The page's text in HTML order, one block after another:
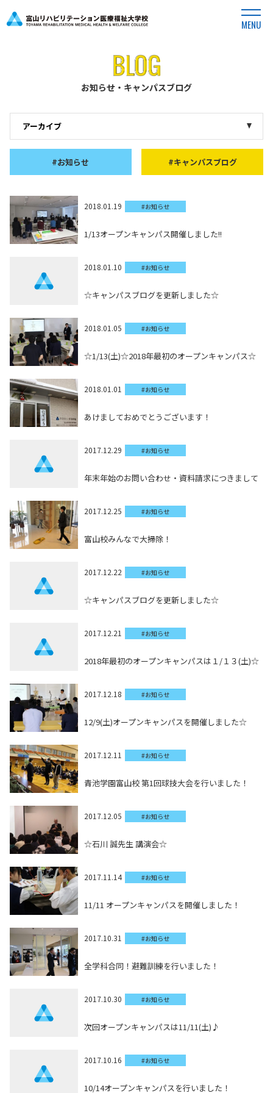
MENU
お知らせ・キャンパスブログ
#お知らせ #キャンパスブログ
2018.01.19 #お知らせ
1/13オープンキャンパス開催しました!!
2018.01.10 #お知らせ
☆キャンパスブログを更新しました☆
2018.01.05 #お知らせ
☆1/13(土)☆2018年最初のオープンキャンパス☆
2018.01.01 #お知らせ
あけましておめでとうございます！
2017.12.29 #お知らせ
年末年始のお問い合わせ・資料請求につきまして
2017.12.25 #お知らせ
富山校みんなで大掃除！
2017.12.22 #お知らせ
☆キャンパスブログを更新しました☆
2017.12.21 #お知らせ
2018年最初のオープンキャンパスは１/１３(土)☆
2017.12.18 #お知らせ
12/9(土)オープンキャンパスを開催しました☆
2017.12.11 #お知らせ
青池学園富山校 第1回球技大会を行いました！
2017.12.05 #お知らせ
☆石川 誠先生 講演会☆
2017.11.14 #お知らせ
11/11 オープンキャンパスを開催しました！
2017.10.31 #お知らせ
全学科合同！避難訓練を行いました！
2017.10.30 #お知らせ
次回オープンキャンパスは11/11(土)♪
2017.10.16 #お知らせ
10/14オープンキャンパスを行いました！